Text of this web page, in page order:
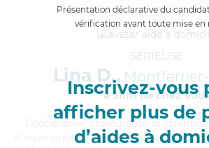
Présentation déclarative du
vérification avant toute mise en
Inscrivez-vous
afficher plus de
d’aides à
SÉRIEUSE
Lina D.,
à 5km de chez
, chaleureuse et
d'expérience et possède un diplôme